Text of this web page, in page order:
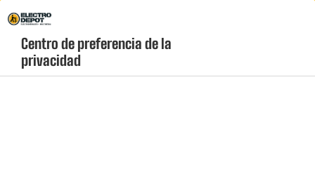
Menú
geolocation-header-icon-text
account
Centro de preferencia de la
privacidad